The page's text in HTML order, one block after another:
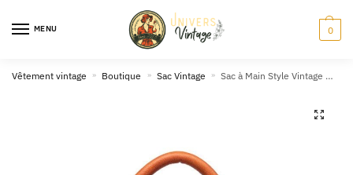
MENU 0
Vêtement vintage » Boutique » Sac Vintage » Sac à Main Style Vintage Marron
🔍